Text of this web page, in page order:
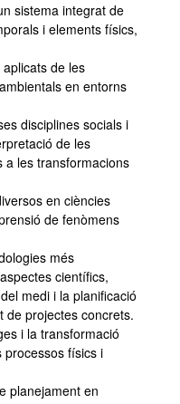
sistema integrat de
i elements físics,
de les
en entorns
disciplines socials i
de les
a les transformacions
en ciències
de fenòmens
més
científics,
medi i la planificació
de projectes concrets.
i la transformació
processos físics i
planejament en